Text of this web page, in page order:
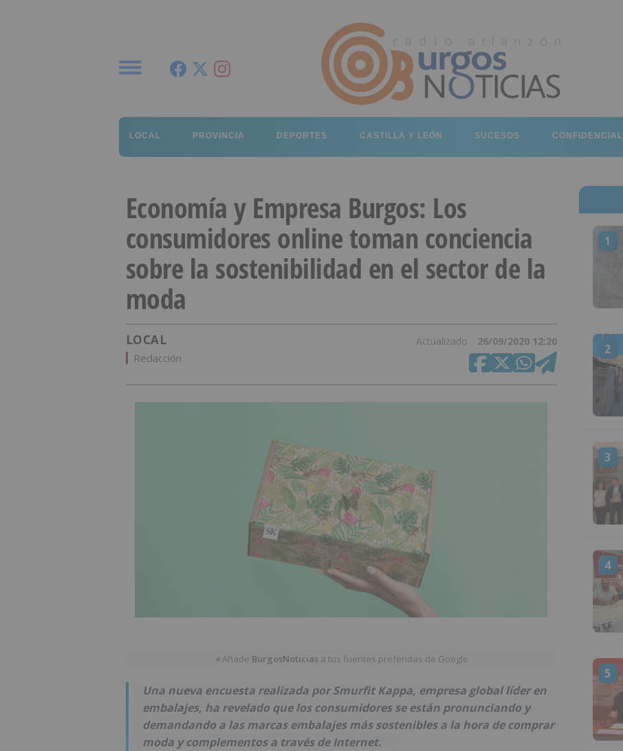
LOCAL PROVINCIA DEPORTES CASTILLA Y LEÓN SUCESOS CONFIDENCIAL
Economía y Empresa Burgos: Los
consumidores online toman conciencia
sobre la sostenibilidad en el sector de la
moda
LOCAL Actualizado 26/09/2020 12:20
Redacción
★Añade BurgosNoticias a tus fuentes preferidas de Google
Una nueva encuesta realizada por Smurfit Kappa, empresa global líder en
embalajes, ha revelado que los consumidores se están pronunciando y
demandando a las marcas embalajes más sostenibles a la hora de comprar
moda y complementos a través de Internet.
1
2
3
4
5